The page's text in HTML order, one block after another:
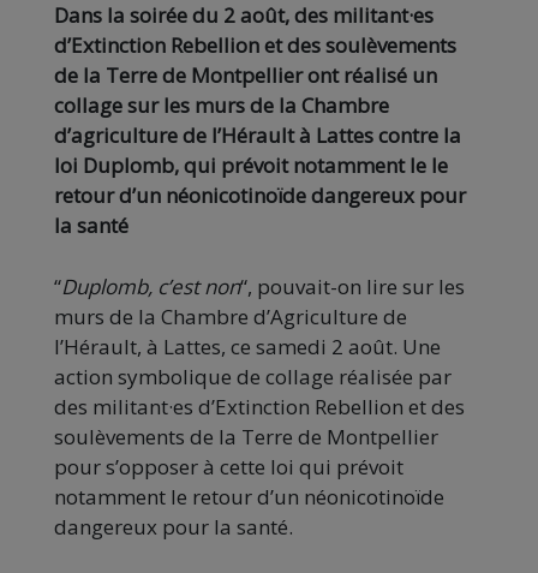
Dans la soirée du 2 août, des militant·es
d’Extinction Rebellion et des soulèvements
de la Terre de Montpellier ont réalisé un
collage sur les murs de la Chambre
d’agriculture de l’Hérault à Lattes contre la
loi Duplomb, qui prévoit notamment le le
retour d’un néonicotinoïde dangereux pour
la santé
“Duplomb, c’est non“, pouvait-on lire sur les
murs de la Chambre d’Agriculture de
l’Hérault, à Lattes, ce samedi 2 août. Une
action symbolique de collage réalisée par
des militant·es d’Extinction Rebellion et des
soulèvements de la Terre de Montpellier
pour s’opposer à cette loi qui prévoit
notamment le retour d’un néonicotinoïde
dangereux pour la santé.